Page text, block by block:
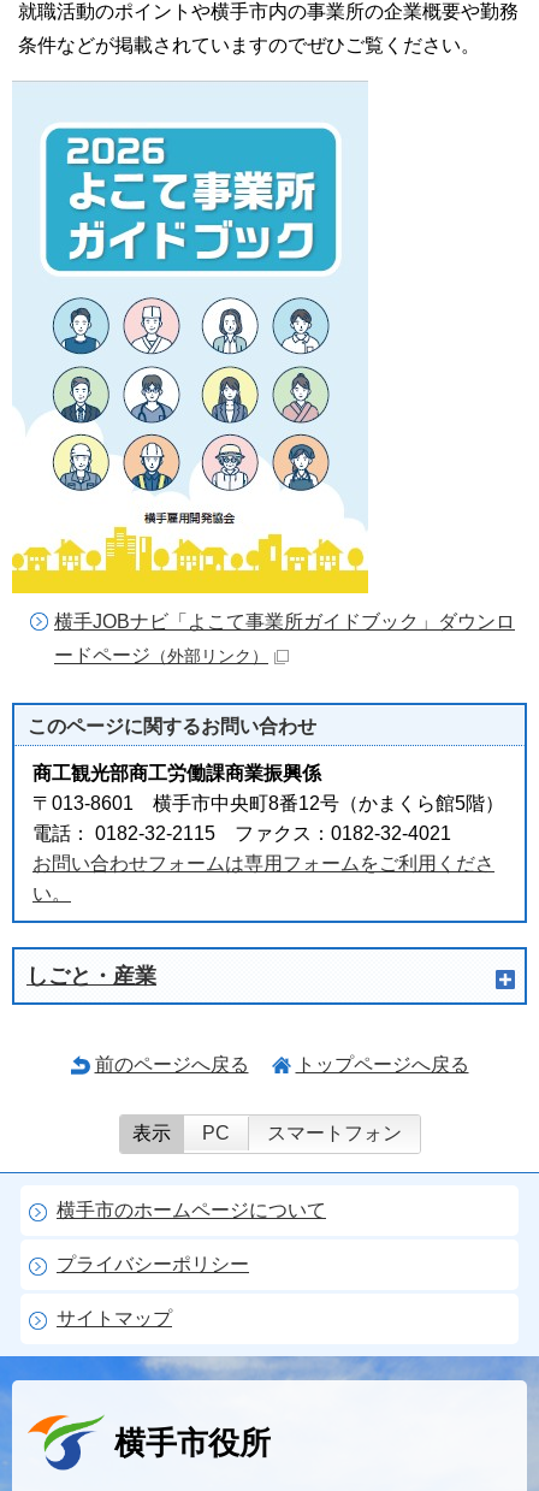
就職活動のポイントや横手市内の事業所の企業概要や勤務
条件などが掲載されていますのでぜひご覧ください。
横手JOBナビ「よこて事業所ガイドブック」ダウンロ
ードページ （外部リンク）
このページに関するお問い合わせ
商工観光部商工労働課商業振興係
〒013-8601 横手市中央町8番12号（かまくら館5階）
電話： 0182-32-2115 ファクス：0182-32-4021
お問い合わせフォームは専用フォームをご利用くださ
い。
しごと・産業
前のページへ戻る トップページへ戻る
表示 PC スマートフォン
横手市のホームページについて
プライバシーポリシー
サイトマップ
横手市役所